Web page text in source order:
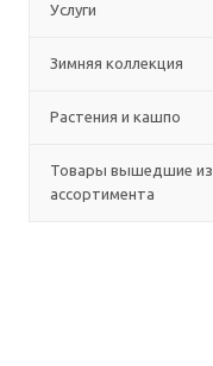
Услуги
Зимняя коллекция
Растения и кашпо
Товары вышедшие из
ассортимента